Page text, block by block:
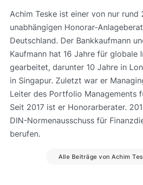
Achim Teske ist einer von nur rund
unabhängigen Honorar-
Deutschland. Der Bankkaufmann
Kaufmann hat 16 Jahre für globale
gearbeitet, darunter 10 Jahre in
in Singapur. Zuletzt war er
Leiter des Portfolio Managements
Seit 2017 ist er Honorarberater.
DIN-Normenausschuss für
berufen.
Alle Beiträge von Achim